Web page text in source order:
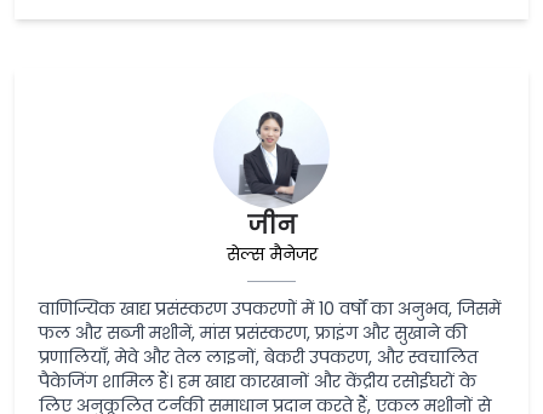
जीन
सेल्स मैनेजर
वाणिज्यिक खाद्य प्रसंस्करण उपकरणों में 10 वर्षों का अनुभव, जिसमें
फल और सब्जी मशीनें, मांस प्रसंस्करण, फ्राइंग और सुखाने की
प्रणालियाँ, मेवे और तेल लाइनों, बेकरी उपकरण, और स्वचालित
पैकेजिंग शामिल हैं। हम खाद्य कारखानों और केंद्रीय रसोईघरों के
लिए अनुकूलित टर्नकी समाधान प्रदान करते हैं, एकल मशीनों से